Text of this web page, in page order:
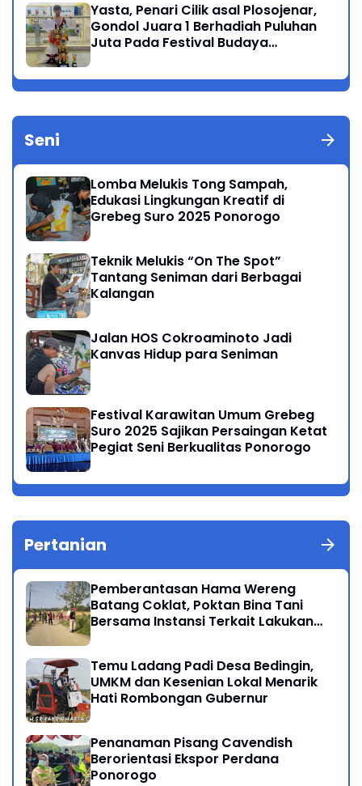
Yasta, Penari Cilik asal Plosojenar,
Gondol Juara 1 Berhadiah Puluhan
Juta Pada Festival Budaya
Seni
Lomba Melukis Tong Sampah,
Edukasi Lingkungan Kreatif di
Grebeg Suro 2025 Ponorogo
Teknik Melukis “On The Spot”
Tantang Seniman dari Berbagai
Kalangan
Jalan HOS Cokroaminoto Jadi
Kanvas Hidup para Seniman
Festival Karawitan Umum Grebeg
Suro 2025 Sajikan Persaingan Ketat
Pegiat Seni Berkualitas Ponorogo
Pertanian
Pemberantasan Hama Wereng
Batang Coklat, Poktan Bina Tani
Bersama Instansi Terkait Lakukan
Temu Ladang Padi Desa Bedingin,
UMKM dan Kesenian Lokal Menarik
Hati Rombongan Gubernur
Penanaman Pisang Cavendish
Berorientasi Ekspor Perdana
Ponorogo